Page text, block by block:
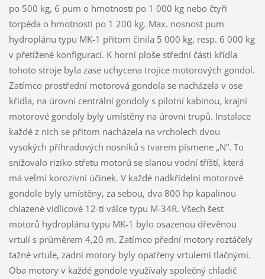
po 500 kg, 6 pum o hmotnosti po 1 000 kg nebo čtyři
torpéda o hmotnosti po 1 200 kg. Max. nosnost pum
hydroplánu typu MK-1 přitom činila 5 000 kg, resp. 6 000 kg
v přetížené konfiguraci. K horní ploše střední části křídla
tohoto stroje byla zase uchycena trojice motorových gondol.
Zatímco prostřední motorová gondola se nacházela v ose
křídla, na úrovni centrální gondoly s pilotní kabinou, krajní
motorové gondoly byly umístěny na úrovni trupů. Instalace
každé z nich se přitom nacházela na vrcholech dvou
vysokých příhradových nosníků s tvarem písmene „N“. To
snižovalo riziko střetu motorů se slanou vodní tříští, která
má velmi korozivní účinek. V každé nadkřídelní motorové
gondole byly umístěny, za sebou, dva 800 hp kapalinou
chlazené vidlicové 12-ti válce typu M-34R. Všech šest
motorů hydroplánu typu MK-1 bylo osazenou dřevěnou
vrtulí s průměrem 4,20 m. Zatímco přední motory roztáčely
tažné vrtule, zadní motory byly opatřeny vrtulemi tlačnými.
Oba motory v každé gondole využívaly společný chladič